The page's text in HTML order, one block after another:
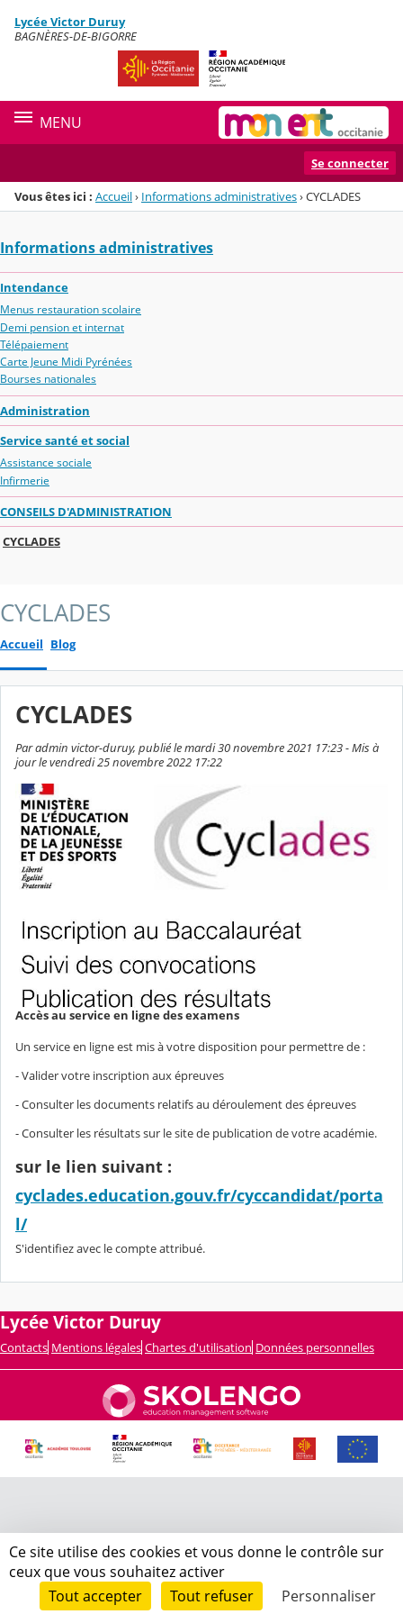
Menu de la rubrique
Contenu
Lycée Victor Duruy
BAGNÈRES-DE-BIGORRE
MENU
Se connecter
Vous êtes ici : Accueil› Informations administratives›CYCLADES
Informations administratives
Intendance
Menus restauration scolaire
Demi pension et internat
Télépaiement
Carte Jeune Midi Pyrénées
Bourses nationales
Administration
Service santé et social
Assistance sociale
Infirmerie
CONSEILS D'ADMINISTRATION
CYCLADES
CYCLADES
Accueil Blog
CYCLADES
Par admin victor-duruy, publié le mardi 30 novembre 2021 17:23 - Mis à
jour le vendredi 25 novembre 2022 17:22
Accès au service en ligne des examens
Un service en ligne est mis à votre disposition pour permettre de :
- Valider votre inscription aux épreuves
- Consulter les documents relatifs au déroulement des épreuves
- Consulter les résultats sur le site de publication de votre académie.
sur le lien suivant :
cyclades.education.gouv.fr/cyccandidat/porta
l/
S'identifiez avec le compte attribué.
Lycée Victor Duruy
Contacts Mentions légales Chartes d'utilisation Données personnelles
Ce site utilise des cookies et vous donne le contrôle sur
ceux que vous souhaitez activer
Tout accepter
Tout refuser Personnaliser